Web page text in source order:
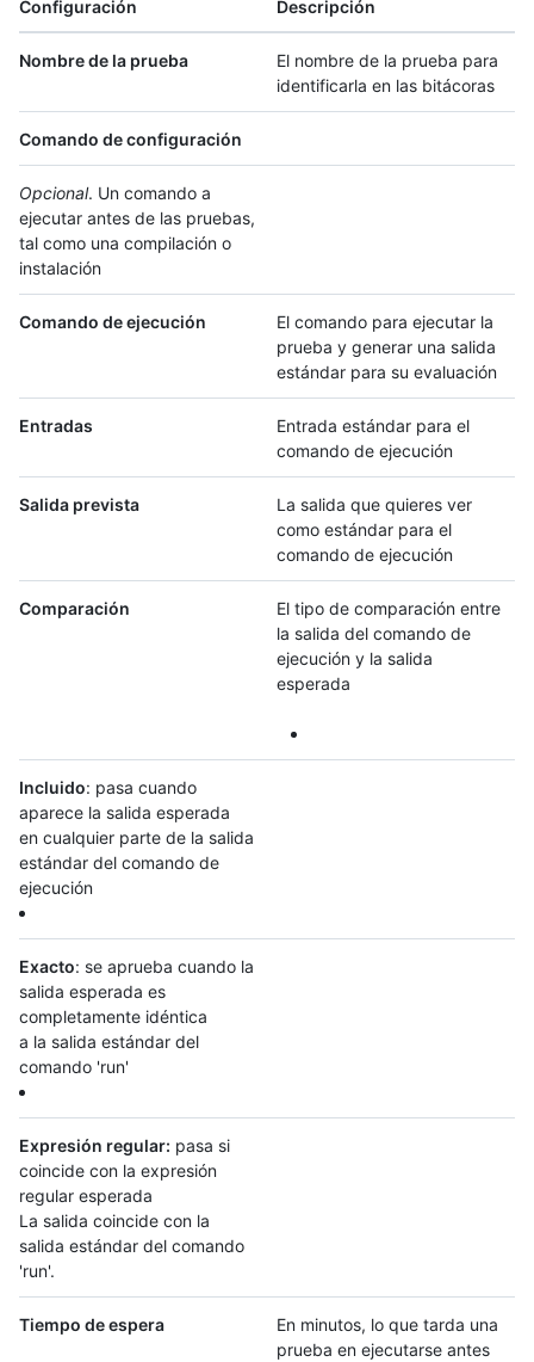
Configuración Descripción
Nombre de la prueba
El nombre de la prueba para
identificarla en las bitácoras
Comando de configuración
Opcional. Un comando a
ejecutar antes de las pruebas,
tal como una compilación o
instalación
Comando de ejecución
El comando para ejecutar la
prueba y generar una salida
estándar para su evaluación
Entradas
Entrada estándar para el
comando de ejecución
Salida prevista
La salida que quieres ver
como estándar para el
comando de ejecución
Comparación
El tipo de comparación entre
la salida del comando de
ejecución y la salida
esperada
Incluido: pasa cuando
aparece la salida esperada
en cualquier parte de la salida
estándar del comando de
ejecución
Exacto: se aprueba cuando la
salida esperada es
completamente idéntica
a la salida estándar del
comando 'run'
Expresión regular: pasa si
coincide con la expresión
regular esperada
La salida coincide con la
salida estándar del comando
'run'.
Tiempo de espera
En minutos, lo que tarda una
prueba en ejecutarse antes